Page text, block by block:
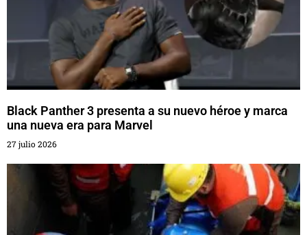
Black Panther 3 presenta a su nuevo héroe y marca
una nueva era para Marvel
27 julio 2026